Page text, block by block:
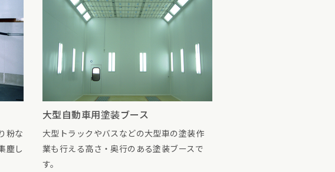
粉な
塵し
大型自動車用塗装ブース
大型トラックやバスなどの大型車の塗装作
業も行える高さ・奥行のある塗装ブースで
す。